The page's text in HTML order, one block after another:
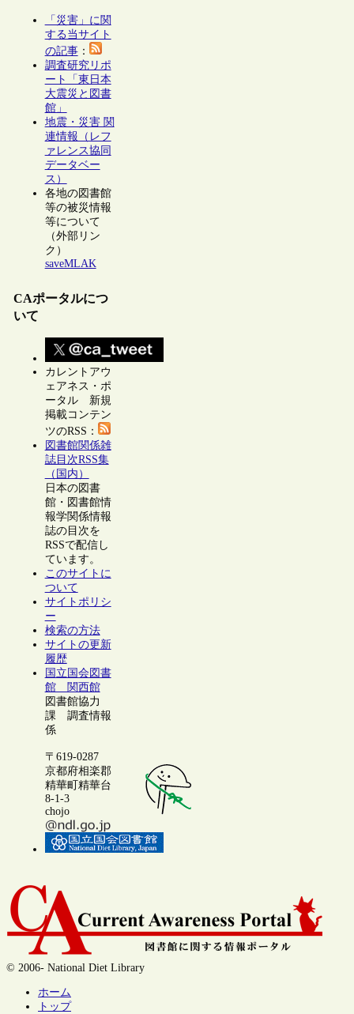
「災害」に関
する当サイト
の記事：
調査研究リポ
ート「東日本
大震災と図書
館」
地震・災害 関
連情報（レフ
ァレンス協同
データベー
ス）
各地の図書館
等の被災情報
等について
（外部リン
ク）
saveMLAK
CAポータルにつ
いて
カレントアウ
ェアネス・ポ
ータル 新規
掲載コンテン
ツのRSS：
図書館関係雑
誌目次RSS集
（国内）
日本の図書
館・図書館情
報学関係情報
誌の目次を
RSSで配信し
ています。
このサイトに
ついて
サイトポリシ
ー
検索の方法
サイトの更新
履歴
国立国会図書
館 関西館
図書館協力
課 調査情報
係
〒619-0287
京都府相楽郡
精華町精華台
8-1-3
chojo
© 2006- National Diet Library
ホーム
トップ